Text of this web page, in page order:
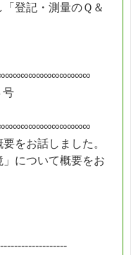
登記・測量のＱ＆
をお話しました。
について概要をお